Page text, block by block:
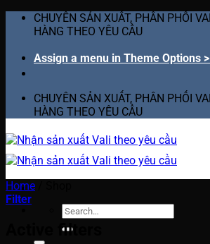
Skip
CHUYÊN SẢN XUẤT, PHÂN PHỐI
HÀNG THEO YÊU CẦU
Assign a menu in Theme Options
CHUYÊN SẢN XUẤT, PHÂN PHỐI
HÀNG THEO YÊU CẦU
Search
for:
Home
Filter
Active filters